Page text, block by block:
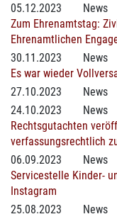
05.12.2023
News
Zum Ehrenamtstag:
Ehrenamtlichen
30.11.2023
News
Es war wieder
27.10.2023
News
24.10.2023
News
Rechtsgutachten
verfassungsrechtlich
06.09.2023
News
Servicestelle Kinder-
Instagram
25.08.2023
News